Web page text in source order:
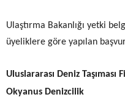
Ulaştırma Bakanlığı yetki
üyeliklere göre yapılan
Uluslararası Deniz
Okyanus Denizcilik